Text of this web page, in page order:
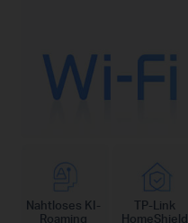
Nahtloses KI-
Roaming
TP-Link
HomeShield